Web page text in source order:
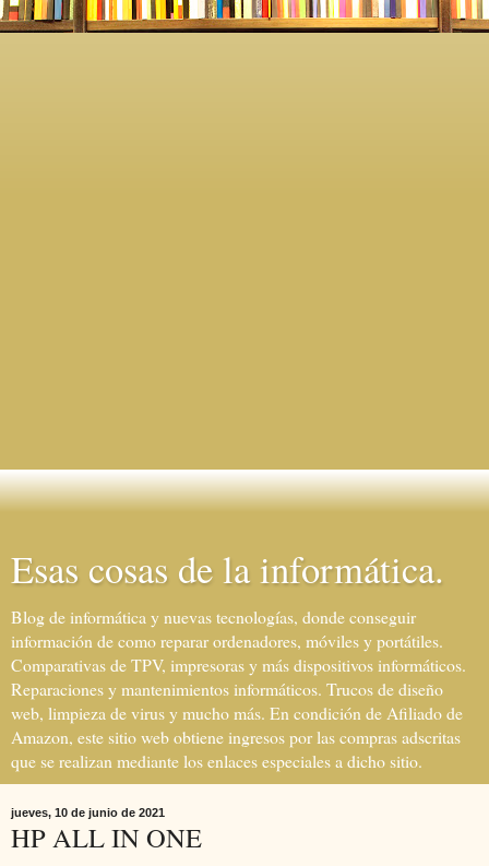
Esas cosas de la informática.
Blog de informática y nuevas tecnologías, donde conseguir
información de como reparar ordenadores, móviles y portátiles.
Comparativas de TPV, impresoras y más dispositivos informáticos.
Reparaciones y mantenimientos informáticos. Trucos de diseño
web, limpieza de virus y mucho más. En condición de Afiliado de
Amazon, este sitio web obtiene ingresos por las compras adscritas
que se realizan mediante los enlaces especiales a dicho sitio.
jueves, 10 de junio de 2021
HP ALL IN ONE